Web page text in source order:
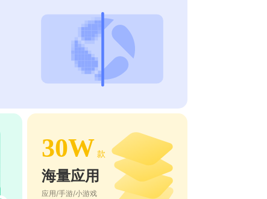
30W 款
海量应用
应用/手游/小游戏